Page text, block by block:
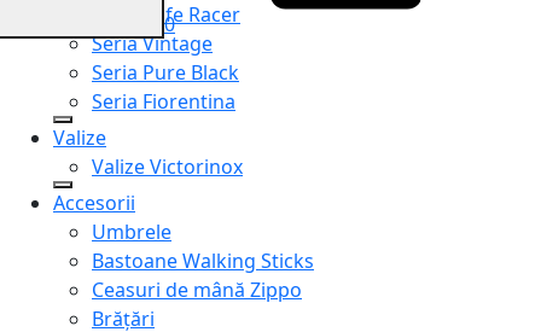
Seria Cafe Racer
Seria Vintage
Seria Pure Black
Seria Fiorentina
Valize
Valize Victorinox
Accesorii
Umbrele
Bastoane Walking Sticks
Ceasuri de mână Zippo
Brățări
0